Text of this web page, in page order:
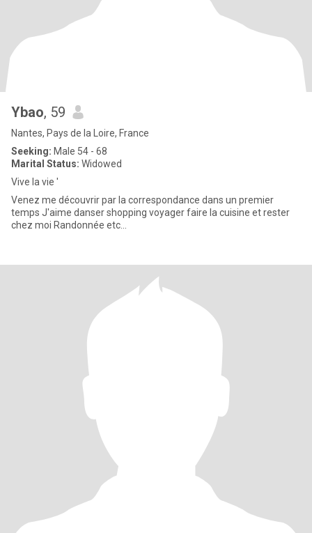
Ybao, 59
Nantes, Pays de la Loire, France
Seeking: Male 54 - 68
Marital Status: Widowed
Vive la vie '
Venez me découvrir par la correspondance dans un premier
temps J'aime danser shopping voyager faire la cuisine et rester
chez moi Randonnée etc...